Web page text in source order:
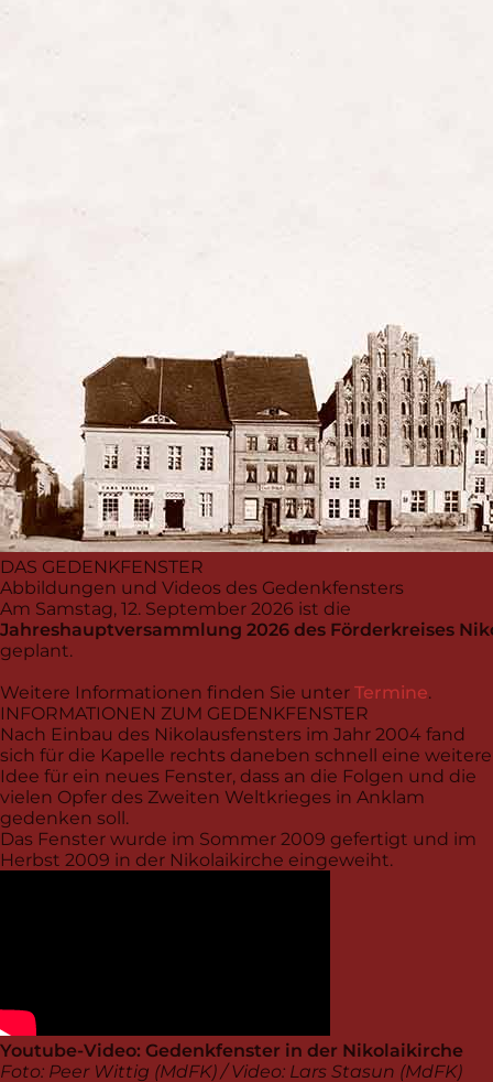
DAS GEDENKFENSTER
Abbildungen und Videos des Gedenkfensters
Am Samstag, 12. September 2026 ist die
Jahreshauptversammlung 2026 des Förderkreises
geplant.
Weitere Informationen finden Sie unter Termine.
INFORMATIONEN ZUM GEDENKFENSTER
Nach Einbau des Nikolausfensters im Jahr 2004 fand
sich für die Kapelle rechts daneben schnell eine weitere
Idee für ein neues Fenster, dass an die Folgen und die
vielen Opfer des Zweiten Weltkrieges in Anklam
gedenken soll.
Das Fenster wurde im Sommer 2009 gefertigt und im
Herbst 2009 in der Nikolaikirche eingeweiht.
Youtube-Video: Gedenkfenster in der Nikolaikirche
Foto: Peer Wittig (MdFK) / Video: Lars Stasun (MdFK)